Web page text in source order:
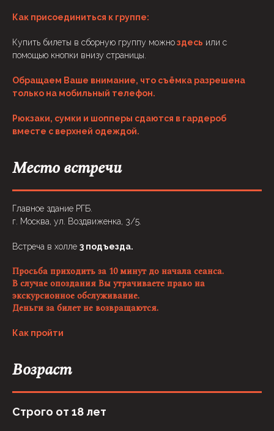
Как присоединиться к группе:
Купить билеты в сборную группу можноздесь или с
помощью кнопки внизу страницы.
Обращаем Ваше внимание, что съёмка разрешена
только на мобильный телефон.
Рюкзаки, сумки и шопперы сдаются в гардероб
вместе с верхней одеждой.
Место встречи
Главное здание РГБ.
г. Москва, ул. Воздвиженка, 3/5.
Встреча в холле 3 подъезда.
Просьба приходить за 10 минут до начала сеанса.
В случае опоздания Вы утрачиваете право на
экскурсионное обслуживание.
Деньги за билет не возвращаются.
Как пройти
Возраст
Строго от 18 лет